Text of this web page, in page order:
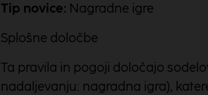
Tip novice: Nagradne igre
Splošne določbe
Ta pravila in pogoji določajo
nadaljevanju: nagradna igra),